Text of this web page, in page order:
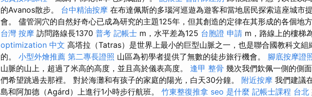
的Avanos散步。 台中精油按摩 在布達佩斯的多瑙河巡遊為遊客和當地居民探索這座城市
會。 儘管洞穴的自然好奇心已成為研究的主題125年，但其創造的定律在其形成的各個地方
台灣 按摩 訪問路線長1370 普考 記帳士 m，水平差為125 台胞證 申請 m，路線上的樓梯
optimization 中文 高塔拉（Tatras）是世界上最小的巨型山脈之一，也是聯合國教科文組
的。 小型外燴推薦 第二專長證照 山區為初學者提供了無數的徒步旅行機會。 腳底按摩證
山脈的山上，超過了米高的高度，並且高於儀表高度。 逢甲 整骨 幾次我們欽佩一側的側
們希望跳過去那裡。 對於海灘和有孩子的家庭的陽光，白天30分鐘。 附近按摩 我們建議
島和阿加德（Agárd）上進行1小時步行航班。 竹東整復推拿 seo 是什麼 記帳士課程 台北